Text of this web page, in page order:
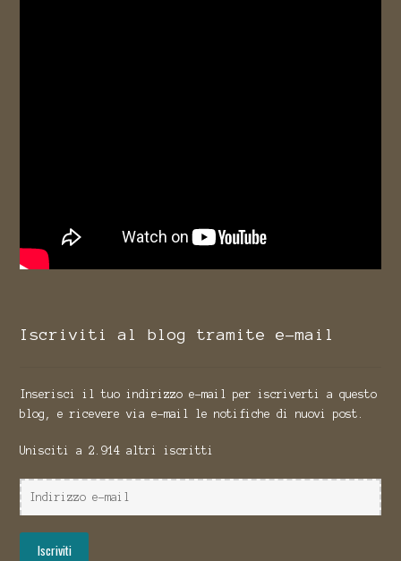
Iscriviti al blog tramite e-mail
Inserisci il tuo indirizzo e-mail per iscriverti a questo
blog, e ricevere via e-mail le notifiche di nuovi post.
Unisciti a 2.914 altri iscritti
Indirizzo
e-
Iscriviti